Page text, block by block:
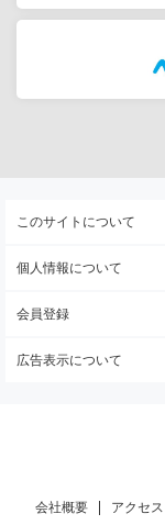
このサイトについて
個人情報について
会員登録
広告表示について
会社概要 アクセス